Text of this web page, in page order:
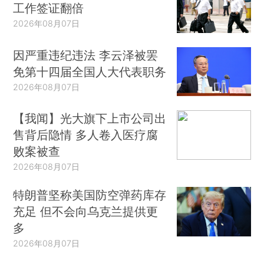
工作签证翻倍
2026年08月07日
因严重违纪违法 李云泽被罢
免第十四届全国人大代表职务
2026年08月07日
【我闻】光大旗下上市公司出
售背后隐情 多人卷入医疗腐
败案被查
2026年08月07日
特朗普坚称美国防空弹药库存
充足 但不会向乌克兰提供更
多
2026年08月07日